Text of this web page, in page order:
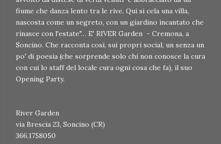
fiume che danza lento tra le rive. Qui si cela una villa,
nascosta come un segreto, con un giardino incantato che
rinasce con l'estate"… E' RIVER Garden - Cremona, a
Soncino. Che racconta così, sui propri social, un senza un
po' di poesia (che sorprende solo chi non conosce la cura
con cui lo staff del locale cura ogni cosa che fa), il suo
Opening Party.
River Garden
via Brescia 23, Soncino (CR)
366.1758050